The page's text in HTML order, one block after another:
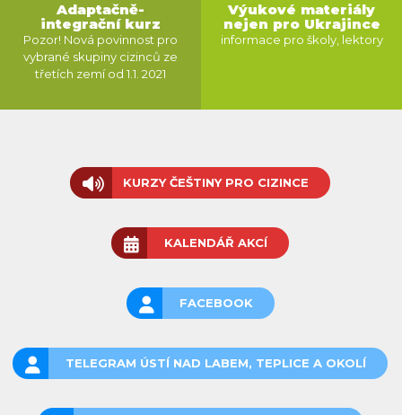
Adaptačně-
integrační kurz
Pozor! Nová povinnost pro
vybrané skupiny cizinců ze
třetích zemí od 1.1. 2021
Výukové materiály
nejen pro Ukrajince
informace pro školy, lektory
KURZY ČEŠTINY PRO CIZINCE
KALENDÁŘ AKCÍ
FACEBOOK
TELEGRAM ÚSTÍ NAD LABEM, TEPLICE A OKOLÍ